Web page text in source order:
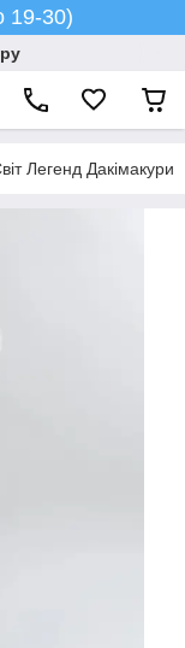
19-30)
Легенд Дакімакури